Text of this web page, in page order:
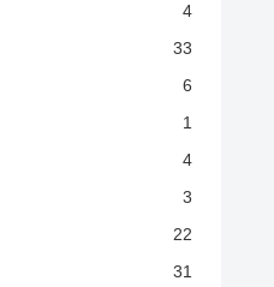
4
33
6
1
4
3
22
31